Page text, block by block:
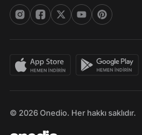
© 2026 Onedio. Her hakkı saklıdır.